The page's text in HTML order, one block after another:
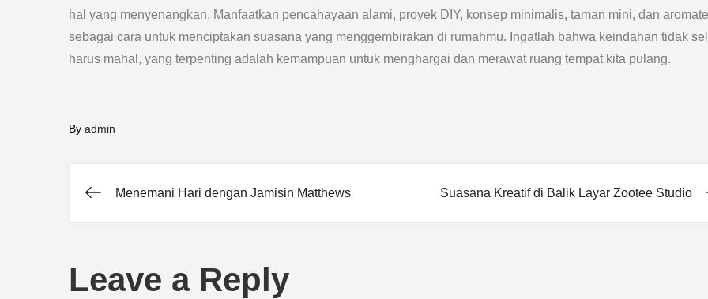
hal yang menyenangkan. Manfaatkan pencahayaan alami, proyek DIY, konsep minimalis, taman mini, dan
sebagai cara untuk menciptakan suasana yang menggembirakan di rumahmu. Ingatlah bahwa keindahan tidak
harus mahal, yang terpenting adalah kemampuan untuk menghargai dan merawat ruang tempat kita pulang.
By admin
Post
Menemani Hari dengan Jamisin Matthews Suasana Kreatif di Balik Layar Zootee Studio
Leave a Reply